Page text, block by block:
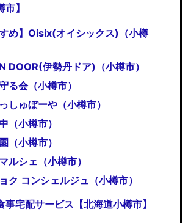
市】
すめ】Oisix(オイシックス)（小樽
DOOR(伊勢丹ドア)（小樽市）
る会（小樽市）
しゅぼーや（小樽市）
（小樽市）
（小樽市）
ルシェ（小樽市）
ク コンシェルジュ（小樽市）
事宅配サービス【北海道小樽市】